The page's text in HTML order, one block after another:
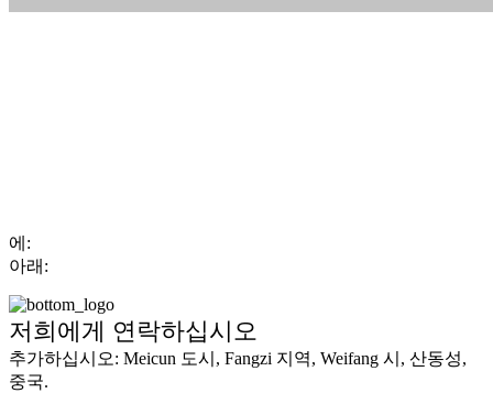
에:
아래:
저희에게 연락하십시오
추가하십시오: Meicun 도시, Fangzi 지역, Weifang 시, 산동성,
중국.